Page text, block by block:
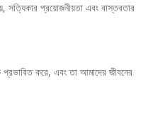
সত্যিকার প্রয়োজনীয়তা এবং বাস্তবতার
প্রভাবিত করে, এবং তা আমাদের জীবনের